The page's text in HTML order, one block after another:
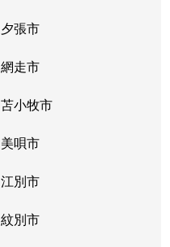
夕張市
網走市
苫小牧市
美唄市
江別市
紋別市